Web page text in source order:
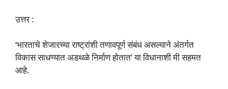
उत्तर :
‘भारताचे शेजारच्या राष्ट्रांशी तणावपूर्ण संबंध असल्याने अंतर्गत
विकास साधण्यात अडथळे निर्माण होतात’ या विधानाशी मी सहमत
आहे.